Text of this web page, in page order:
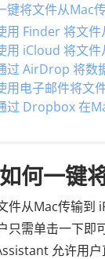
键将文件从Mac
用 Finder 将文
用 iCloud 将文
过 AirDrop 将数
用电子邮件将文
过 Dropbox 在
何一键
件从Mac传输到
只需单击一下
允许用